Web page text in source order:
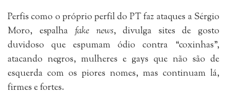
Perfis como o próprio perfil do PT faz ataques a Sérgio
Moro, espalhafake news, divulga sites de gosto
duvidoso que espumam ódio contra “coxinhas”,
atacando negros, mulheres e gays que não são de
esquerda com os piores nomes, mas continuam lá,
firmes e fortes.